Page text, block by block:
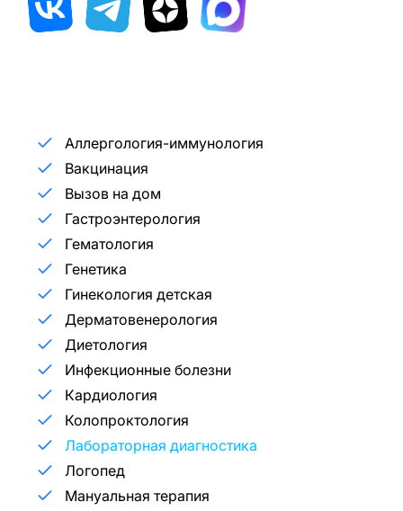
Аллергология-иммунология
Вакцинация
Вызов на дом
Гастроэнтерология
Гематология
Генетика
Гинекология детская
Дерматовенерология
Диетология
Инфекционные болезни
Кардиология
Колопроктология
Лабораторная диагностика
Логопед
Мануальная терапия